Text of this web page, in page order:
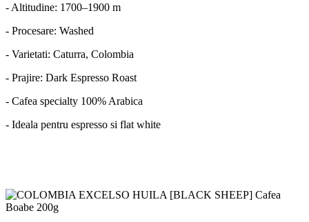
- Altitudine: 1700–1900 m
- Procesare: Washed
- Varietati: Caturra, Colombia
- Prajire: Dark Espresso Roast
- Cafea specialty 100% Arabica
- Ideala pentru espresso si flat white